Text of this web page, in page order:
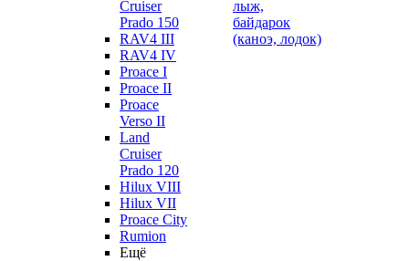
Cruiser
Prado 150
RAV4 III
RAV4 IV
Proace I
Proace II
Proace
Verso II
Land
Cruiser
Prado 120
Hilux VIII
Hilux VII
Proace City
Rumion
Ещё
лыж,
байдарок
(каноэ, лодок)